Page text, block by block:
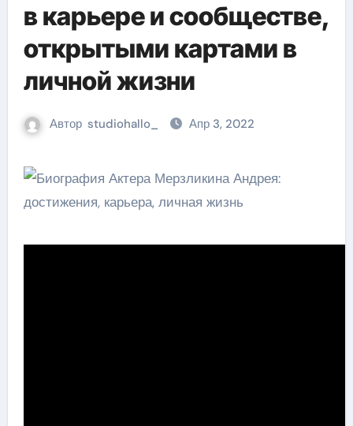
в карьере и сообществе,
открытыми картами в
личной жизни
Автор studiohallo_ Апр 3, 2022